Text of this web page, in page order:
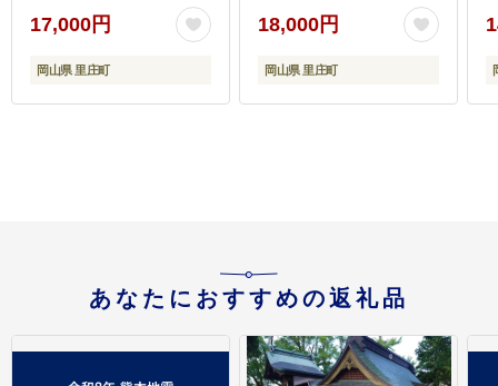
12日の期間に発送】 葡
萄 ブドウ 岡山県産 フル
ーツ 果物 数量限定 期間
17,000円
岡山県 里庄町
年8月下旬-9月中旬頃出
荷》 葡萄 ブドウ フルー
ツ 果物 スイーツ 数量限
18,000円
岡山県 里庄町
あなたにおすすめの返礼品